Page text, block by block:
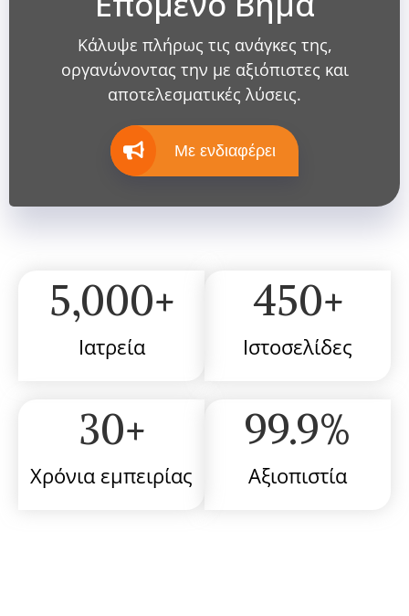
Κάλυψε πλήρως τις ανάγκες της,
οργανώνοντας την με αξιόπιστες και
αποτελεσματικές λύσεις.
Με ενδιαφέρει
Ιατρεία
5,000+
Ιστοσελίδες
450+
Χρόνια εμπειρίας
30+
Αξιοπιστία
99.9%